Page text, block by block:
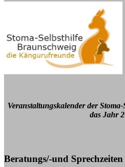
Veranstaltungskalender der
das Jahr
Beratungs/-und Sprechzeiten